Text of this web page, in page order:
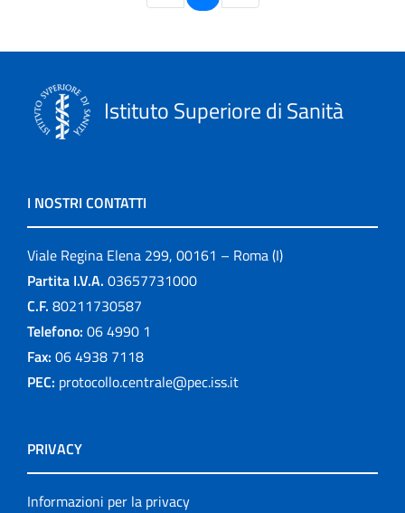
Istituto Superiore di Sanità
I NOSTRI CONTATTI
Viale Regina Elena 299, 00161 – Roma (I)
Partita I.V.A. 03657731000
C.F. 80211730587
Telefono: 06 4990 1
Fax: 06 4938 7118
PEC: protocollo.centrale@pec.iss.it
PRIVACY
Informazioni per la privacy